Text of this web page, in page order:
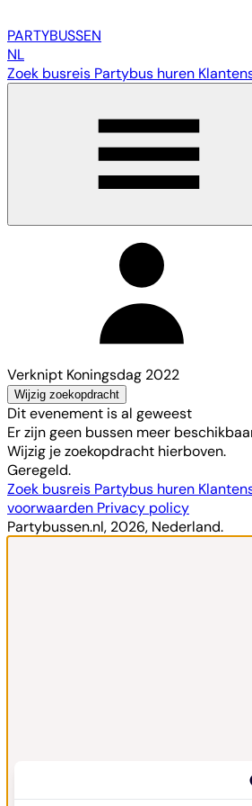
PARTYBUSSEN
NL
Zoek busreis Partybus huren
Verknipt Koningsdag 2022
Wijzig zoekopdracht
Dit evenement is al geweest
Er zijn geen bussen meer
Wijzig je zoekopdracht hierboven.
Geregeld.
Zoek busreis Partybus huren
voorwaarden Privacy policy
Partybussen.nl, 2026, Nederland.